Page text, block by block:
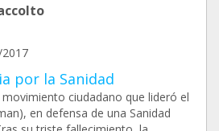
por la Sanidad
ciudadano que lideró el
en defensa de una Sanidad